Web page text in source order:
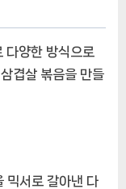
선
다양한 방식으로
겹살 볶음을 만들
믹서로 갈아낸 다